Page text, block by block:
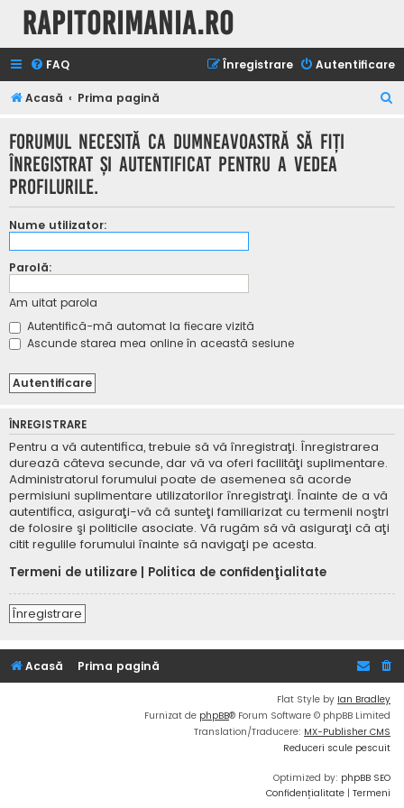
Rapitorimania.ro
FAQ Autentificare
Înregistrare
Acasă Prima pagină
Forumul necesită ca dumneavoastră să fiţi
înregistrat şi autentificat pentru a vedea
profilurile.
Nume utilizator:
Parolă:
Am uitat parola
Autentifică-mă automat la fiecare vizită
Ascunde starea mea online în această sesiune
ÎNREGISTRARE
Pentru a vă autentifica, trebuie să vă înregistraţi. Înregistrarea
durează câteva secunde, dar vă va oferi facilităţi suplimentare.
Administratorul forumului poate de asemenea să acorde
permisiuni suplimentare utilizatorilor înregistraţi. Înainte de a vă
autentifica, asiguraţi-vă că sunteţi familiarizat cu termenii noştri
de folosire şi politicile asociate. Vă rugăm să vă asiguraţi că aţi
citit regulile forumului înainte să navigaţi pe acesta.
Termeni de utilizare
Politica de confidenţialitate
Înregistrare
Acasă Prima pagină
Flat Style by Ian Bradley
Furnizat de phpBB® Forum Software © phpBB Limited
Translation/Traducere: MX-Publisher CMS
Reduceri scule pescuit
Optimized by: phpBB SEO
Confidențialitate | Termeni